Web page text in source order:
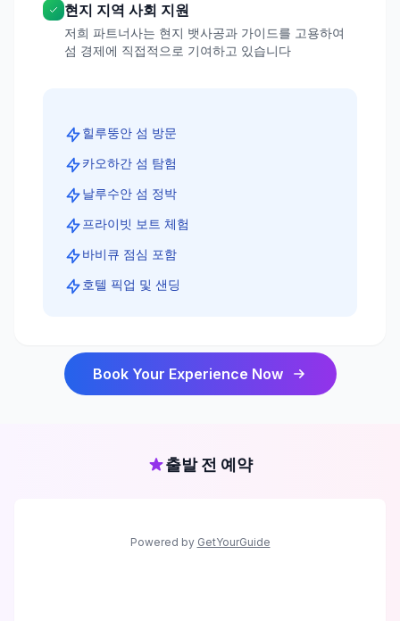
현지 지역 사회 지원
저희 파트너사는 현지 뱃사공과 가이드를 고용하여
섬 경제에 직접적으로 기여하고 있습니다
힐루뚱안 섬 방문
카오하간 섬 탐험
날루수안 섬 정박
프라이빗 보트 체험
바비큐 점심 포함
호텔 픽업 및 샌딩
Book Your Experience Now
출발 전 예약
Powered by GetYourGuide